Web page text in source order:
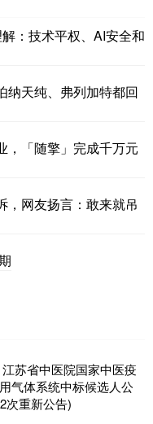
：技术平权、AI安全和
纳天纯、弗列加特都回
，「随擎」完成千万元
，网友扬言：敢来就吊
苏省中医院国家中医疫
气体系统中标候选人公
次重新公告)